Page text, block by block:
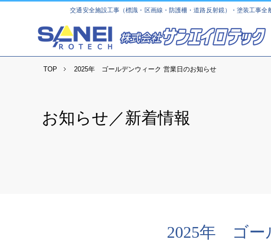
交通安全施設工事（標識・区画線・防護柵・道路反射鏡）・塗装工事
TOP 2025年 ゴールデンウィーク 営業日のお知らせ
お知らせ／新着情報
2025年 ゴー